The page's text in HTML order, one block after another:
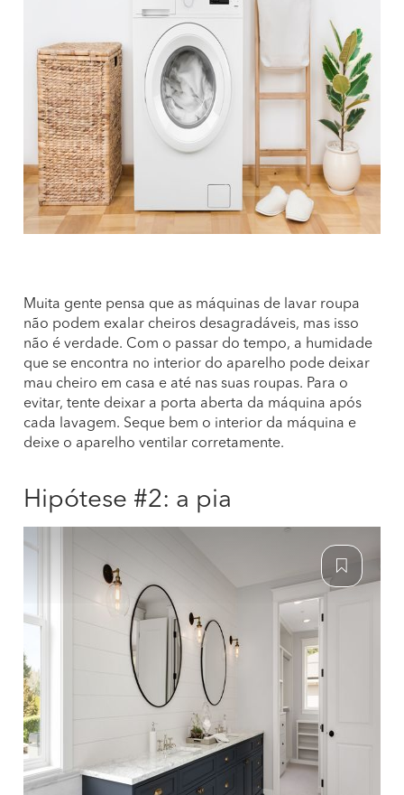
Muita gente pensa que as máquinas de lavar roupa
não podem exalar cheiros desagradáveis, mas isso
não é verdade. Com o passar do tempo, a humidade
que se encontra no interior do aparelho pode deixar
mau cheiro em casa e até nas suas roupas. Para o
evitar, tente deixar a porta aberta da máquina após
cada lavagem. Seque bem o interior da máquina e
deixe o aparelho ventilar corretamente.
Hipótese #2: a pia